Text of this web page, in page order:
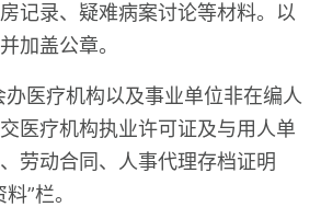
记录、疑难病案讨论等材料。以
加盖公章。
医疗机构以及事业单位非在编人
医疗机构执业许可证及与用人单
劳动合同、人事代理存档证明
”栏。